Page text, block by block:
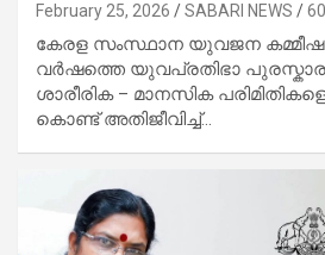
February 25, 2026 SABARI NEWS
കേരള സംസ്ഥാന യുവജന
വർഷത്തെ യുവപ്രതിഭാ
ശാരീരിക – മാനസിക
കൊണ്ട് അതിജീവിച്ച്…